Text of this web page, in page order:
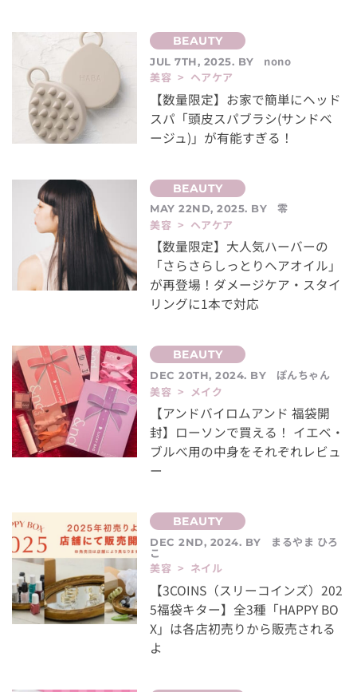
JUL 7TH, 2025. BY
nono
美容 > ヘアケア
【数量限定】お家で簡単にヘッド
スパ「頭皮スパブラシ(サンドベ
ージュ)」が有能すぎる！
MAY 22ND, 2025. BY
零
美容 > ヘアケア
【数量限定】大人気ハーバーの
「さらさらしっとりヘアオイル」
が再登場！ダメージケア・スタイ
リングに1本で対応
DEC 20TH, 2024. BY
ぽんちゃん
美容 > メイク
【アンドバイロムアンド 福袋開
封】ローソンで買える！ イエベ・
ブルべ用の中身をそれぞれレビュ
ー
DEC 2ND, 2024. BY まるやま ひろ
こ
美容 > ネイル
【3COINS（スリーコインズ）202
5福袋キター】全3種「HAPPY BO
X」は各店初売りから販売される
よ